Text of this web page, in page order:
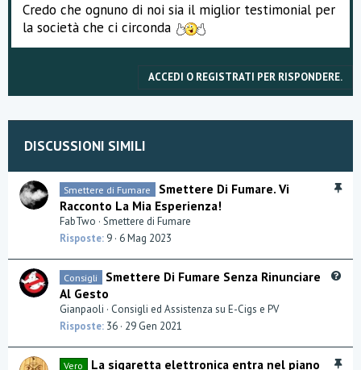
Credo che ognuno di noi sia il miglior testimonial per
la società che ci circonda
ACCEDI O REGISTRATI PER RISPONDERE.
DISCUSSIONI SIMILI
I
d
Smettere di Fumare
Smettere Di Fumare. Vi
Racconto La Mia Esperienza!
FabTwo Smettere di Fumare
Risposte 9 6 Mag 2023
i
Consigli
Smettere Di Fumare Senza Rinunciare
Al Gesto
Gianpaoli
Consigli ed Assistenza su E-Cigs e PV
Risposte 36 29 Gen 2021
I
Vero La sigaretta elettronica entra nel piano